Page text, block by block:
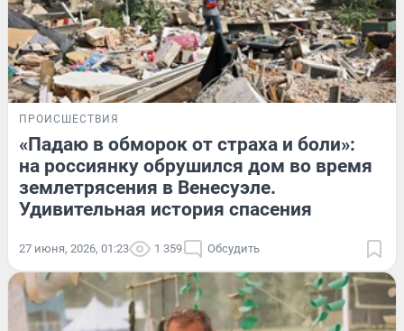
ПРОИСШЕСТВИЯ
«Падаю в обморок от страха и боли»:
на россиянку обрушился дом во время
землетрясения в Венесуэле.
Удивительная история спасения
27 июня, 2026, 01:23 1 359 Обсудить